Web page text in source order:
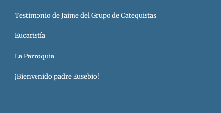
Testimonio de Jaime del Grupo de Catequistas
Eucaristía
La Parroquia
¡Bienvenido padre Eusebio!